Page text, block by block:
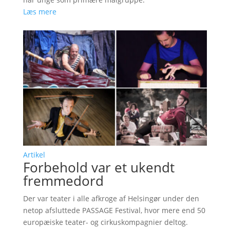
Læs mere
Artikel
Forbehold var et ukendt
fremmedord
Der var teater i alle afkroge af Helsingør under den
netop afsluttede PASSAGE Festival, hvor mere end 50
europæiske teater- og cirkuskompagnier deltog.